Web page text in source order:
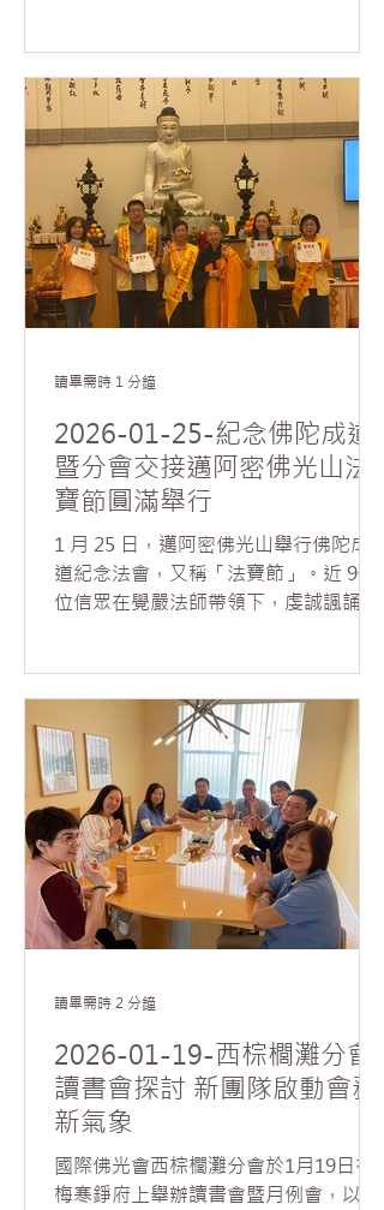
繞，溫暖人心。 法師於法會中讚歎大眾
發心護持，表示藉由佛菩薩的接心祈
福，圓滿今年光明燈的殊勝功德；並勉
勵大家學習觀世音菩薩的慈悲願力，於
日常處人處事中，修習內觀自在、外行
利他，做菩薩的化身。 下午，道場舉行
年終出坡活動，30多位義工在法師帶領
下，於佛前誦讀《藥師灌頂真言》，並
恭讀星雲大師〈為義工祈願文〉。隨後
大雄寶殿，西棕櫚灘分會清理五觀堂並
館，羅德岱堡分會則負責大寮清潔。大
家分工合作，自備工具，齊心為莊嚴道
場而努力。三個小時完成清潔任務，協
會也準備好精美甜點犒勞每一位發心的
義工。 值得一提的是午齋前，應兩位協
會會員誠摯邀請，覺嚴法師帶領大眾為
其新車灑淨祝禱，祈願行車平安、出入
2026-01-25-紀念佛陀成道
暨分會交接邁阿密佛光山法
寶節圓滿舉行
1 月 25 日，邁阿密佛光山舉行佛陀成
道紀念法會，又稱「法寶節」。近 90
位信眾在覺嚴法師帶領下，虔誠諷誦
以及表揚佛學會考榮獲滿分的會員，頒
贈獎狀。透過會務傳承與教育成果的肯
定，與大眾共同紀念佛陀成道的殊勝因
緣，現場氣氛溫馨法喜。 當日上午，常
住準備臘八粥與大眾結緣，分享佛陀成
道的喜悅。各分會幹部亦分批協助包裝
與發送，共送出近1,200 份臘八粥，與
會員及社會各界人士廣結善緣，展現人
間佛教弘法利生、服務社會的精神。
讀畢需時 1 分鐘
2026-01-19-西棕櫚灘分會
讀書會探討 新團隊啟動會務
新氣象
國際佛光會西棕櫚灘分會於1月19日在
梅寒錚府上舉辦讀書會暨月例會，以星
讀畢需時 2 分鐘